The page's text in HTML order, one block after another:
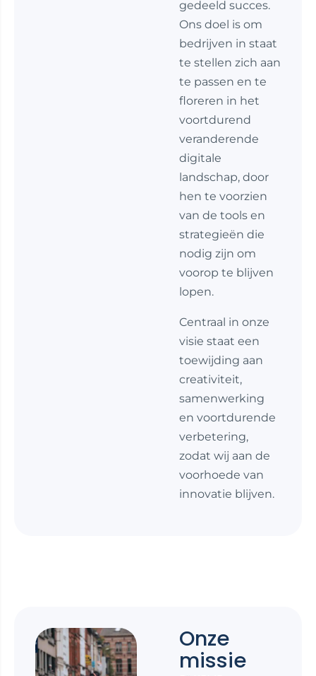
gedeeld succes.
Ons doel is om
bedrijven in staat
te stellen zich aan
te passen en te
floreren in het
voortdurend
veranderende
digitale
landschap, door
hen te voorzien
van de tools en
strategieën die
nodig zijn om
voorop te blijven
lopen.
Centraal in onze
visie staat een
toewijding aan
creativiteit,
samenwerking
en voortdurende
verbetering,
zodat wij aan de
voorhoede van
innovatie blijven.
Onze
missie